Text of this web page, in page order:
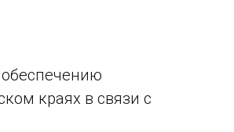
краях в связи с